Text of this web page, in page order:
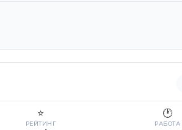
⭐
РЕЙТИНГ
🕐
РАБОТА